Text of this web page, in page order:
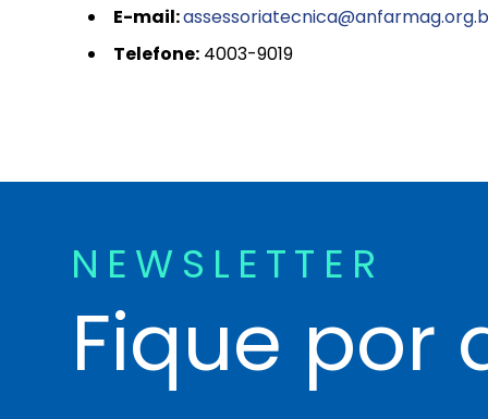
E-mail:
Telefone: 4003-9019
NEWSLETTER
Fique por